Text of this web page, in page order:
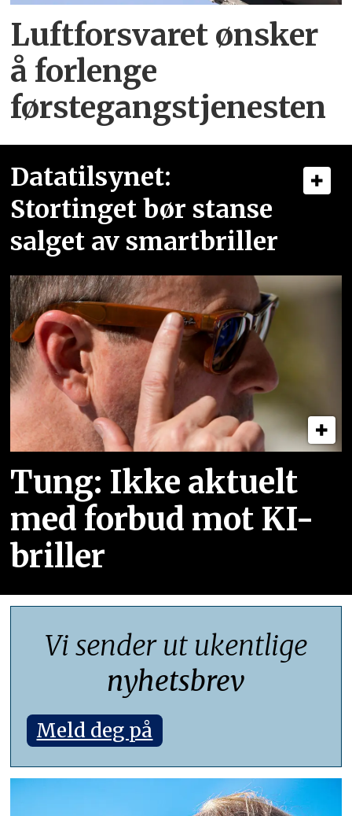
Luftforsvaret ønsker
å forlenge
førstegangstjenesten
Datatilsynet:
Stortinget bør stanse
salget av smartbriller
Tung: Ikke aktuelt
med forbud mot KI-
briller
Vi sender ut ukentlige
nyhetsbrev
Meld deg på